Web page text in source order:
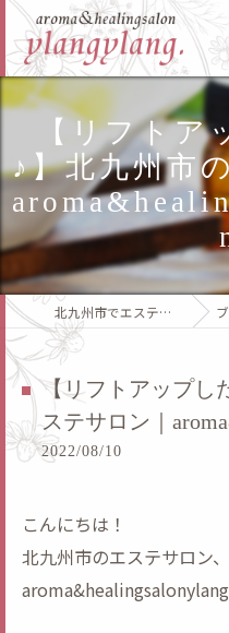
【リフトア
♪】北九州市
北九州市でエステならaroma & healing salon ylangylang. ブログ
【リフトアップし
ステサロン｜
2022/08/10
こんにちは！
北九州市のエステサロン、